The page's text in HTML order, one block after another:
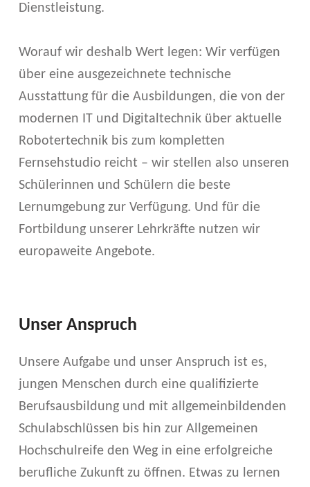
Dienstleistung.
Worauf wir deshalb Wert legen: Wir verfügen
über eine ausgezeichnete technische
Ausstattung für die Ausbildungen, die von der
modernen IT und Digitaltechnik über aktuelle
Robotertechnik bis zum kompletten
Fernsehstudio reicht – wir stellen also unseren
Schülerinnen und Schülern die beste
Lernumgebung zur Verfügung. Und für die
Fortbildung unserer Lehrkräfte nutzen wir
europaweite Angebote.
Unser Anspruch
Unsere Aufgabe und unser Anspruch ist es,
jungen Menschen durch eine qualifizierte
Berufsausbildung und mit allgemeinbildenden
Schulabschlüssen bis hin zur Allgemeinen
Hochschulreife den Weg in eine erfolgreiche
berufliche Zukunft zu öffnen. Etwas zu lernen